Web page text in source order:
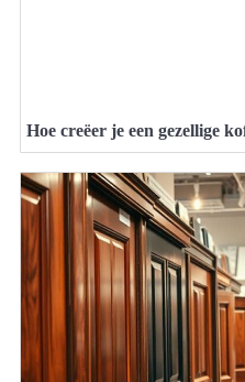
Hoe creëer je een gezellige